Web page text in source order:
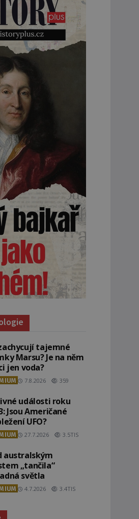
tajemné
Marsu? Je na něm
jen voda?
7.8.2026 359
události roku
Jsou Američané
UFO?
27.7.2026 3.5TIS
australským
„tančila“
světla
4.7.2026 3.4TIS